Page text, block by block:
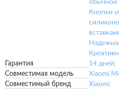
обычной
Кнопки
Гарантия
14 дней;
Совместимая модель
Xiaomi
Совместимый бренд
Xiaomi;